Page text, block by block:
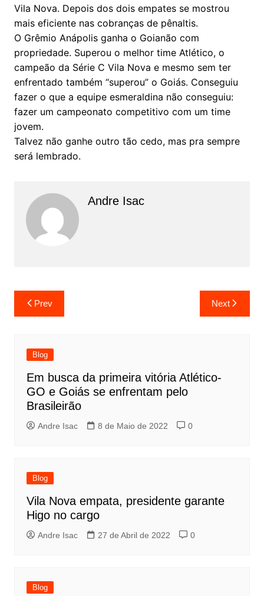
Vila Nova. Depois dos dois empates se mostrou
mais eficiente nas cobranças de pênaltis.
O Grêmio Anápolis ganha o Goianão com
propriedade. Superou o melhor time Atlético, o
campeão da Série C Vila Nova e mesmo sem ter
enfrentado também “superou” o Goiás. Conseguiu
fazer o que a equipe esmeraldina não conseguiu:
fazer um campeonato competitivo com um time
jovem.
Talvez não ganhe outro tão cedo, mas pra sempre
será lembrado.
Andre Isac
Prev Next
Blog
Em busca da primeira vitória Atlético-
GO e Goiás se enfrentam pelo
Brasileirão
Andre Isac 8 de Maio de 2022 0
Blog
Vila Nova empata, presidente garante
Higo no cargo
Andre Isac 27 de Abril de 2022 0
Blog